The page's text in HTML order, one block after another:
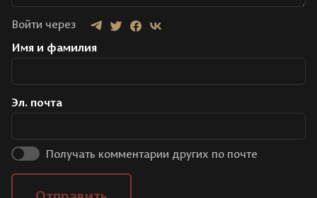
Войти через
Имя и фамилия
Эл. почта
Получать комментарии других по почте